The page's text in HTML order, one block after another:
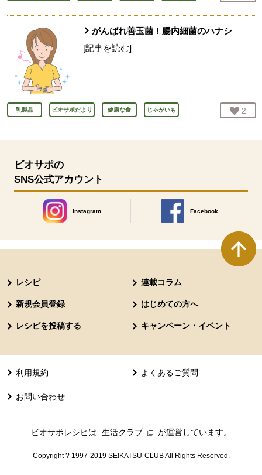
がんばれ善玉菌！腸内細菌のハナシ
[記事を読む]
乳製品 ビオサポだより 健康な食 じゃがいも お気
2
ビオサポの
SNS公式アカウント
Instagram
別のウィンドウで開きます。
Facebook
別のウィンドウで開きます
レシピ 連載コラム
新規会員登録 はじめての方へ
レシピを投稿する キャンペーン・イベント
利用規約 よくあるご質問
お問い合わせ
ビオサポレシピは 生活クラブ 別のウィンドウで開きます。
が運営しています。
Copyright ? 1997-2019 SEIKATSU-CLUB All Rights Reserved.